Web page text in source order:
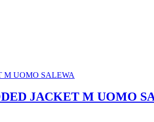
JACKET M UOMO